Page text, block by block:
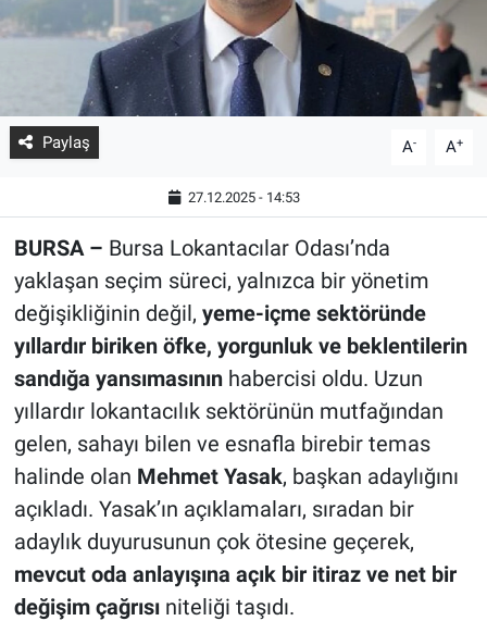
Paylaş A- A+
27.12.2025 - 14:53
BURSA – Bursa Lokantacılar Odası’nda
yaklaşan seçim süreci, yalnızca bir yönetim
değişikliğinin değil, yeme-içme sektöründe
yıllardır biriken öfke, yorgunluk ve beklentilerin
sandığa yansımasınınhabercisi oldu. Uzun
yıllardır lokantacılık sektörünün mutfağından
gelen, sahayı bilen ve esnafla birebir temas
halinde olan Mehmet Yasak, başkan adaylığını
açıkladı. Yasak’ın açıklamaları, sıradan bir
adaylık duyurusunun çok ötesine geçerek,
mevcut oda anlayışına açık bir itiraz ve net bir
değişim çağrısıniteliği taşıdı.